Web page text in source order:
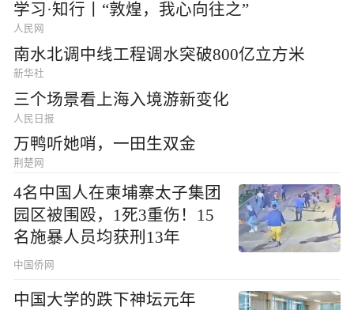
学习·知行丨“敦煌，我心向往之”
人民网
南水北调中线工程调水突破800亿立方米
新华社
三个场景看上海入境游新变化
人民日报
万鸭听她哨，一田生双金
荆楚网
4名中国人在柬埔寨太子集团
园区被围殴，1死3重伤！15
名施暴人员均获刑13年
中国侨网
中国大学的跌下神坛元年